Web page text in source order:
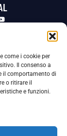
come i cookie per
Il consenso a
il comportamento di
o ritirare il
e funzioni.
che vigila sulle modalità